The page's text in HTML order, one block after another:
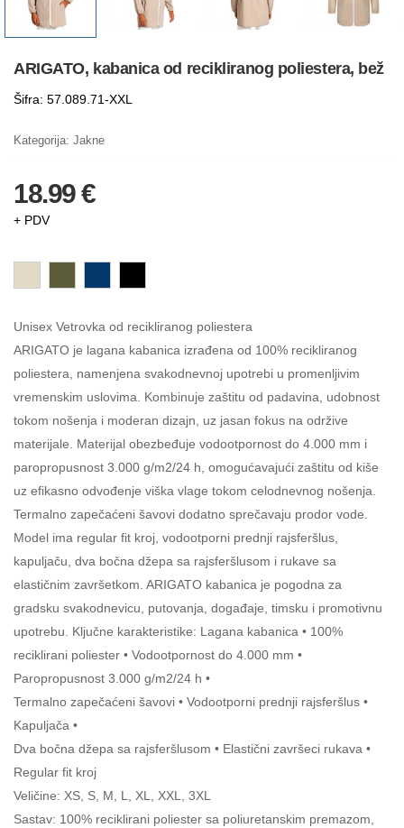
ARIGATO, kabanica od recikliranog poliestera, bež
Šifra: 57.089.71-XXL
Kategorija: Jakne
18.99 €
+ PDV
Unisex Vetrovka od recikliranog poliestera
ARIGATO je lagana kabanica izrađena od 100% recikliranog
poliestera, namenjena svakodnevnoj upotrebi u promenljivim
vremenskim uslovima. Kombinuje zaštitu od padavina, udobnost
tokom nošenja i moderan dizajn, uz jasan fokus na održive
materijale. Materijal obezbeđuje vodootpornost do 4.000 mm i
paropropusnost 3.000 g/m2/24 h, omogućavajući zaštitu od kiše
uz efikasno odvođenje viška vlage tokom celodnevnog nošenja.
Termalno zapečaćeni šavovi dodatno sprečavaju prodor vode.
Model ima regular fit kroj, vodootporni prednji rajsferšlus,
kapuljaču, dva bočna džepa sa rajsferšlusom i rukave sa
elastičnim završetkom. ARIGATO kabanica je pogodna za
gradsku svakodnevicu, putovanja, događaje, timsku i promotivnu
upotrebu. Ključne karakteristike: Lagana kabanica • 100%
reciklirani poliester • Vodootpornost do 4.000 mm •
Paropropusnost 3.000 g/m2/24 h •
Termalno zapečaćeni šavovi • Vodootporni prednji rajsferšlus •
Kapuljača •
Dva bočna džepa sa rajsferšlusom • Elastični završeci rukava •
Regular fit kroj
Veličine: XS, S, M, L, XL, XXL, 3XL
Sastav: 100% reciklirani poliester sa poliuretanskim premazom,